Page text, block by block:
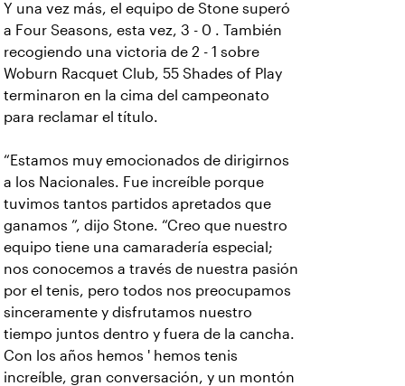
Y una vez más, el equipo de Stone superó
a Four Seasons, esta vez, 3 - 0 . También
recogiendo una victoria de 2 - 1 sobre
Woburn Racquet Club, 55 Shades of Play
terminaron en la cima del campeonato
para reclamar el título.
“Estamos muy emocionados de dirigirnos
a los Nacionales. Fue increíble porque
tuvimos tantos partidos apretados que
ganamos ”, dijo Stone. “Creo que nuestro
equipo tiene una camaradería especial;
nos conocemos a través de nuestra pasión
por el tenis, pero todos nos preocupamos
sinceramente y disfrutamos nuestro
tiempo juntos dentro y fuera de la cancha.
Con los años hemos ' hemos tenis
increíble, gran conversación, y un montón